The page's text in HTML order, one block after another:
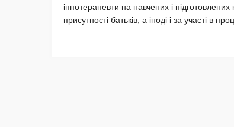
іппотерапевти на навчених і
присутності батьків, а іноді і за участі в